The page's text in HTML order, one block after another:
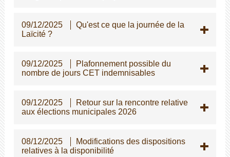
09/12/2025
Qu'est ce que la journée de la
Laïcité ?
09/12/2025
Plafonnement possible du
nombre de jours CET indemnisables
09/12/2025
Retour sur la rencontre relative
aux élections municipales 2026
08/12/2025
Modifications des dispositions
relatives à la disponibilité